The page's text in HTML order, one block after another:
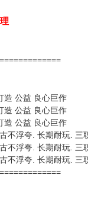
造 公益 良心巨作
造 公益 良心巨作
造 公益 良心巨作
不浮夸. 长期耐玩. 三
不浮夸. 长期耐玩. 三
不浮夸. 长期耐玩. 三